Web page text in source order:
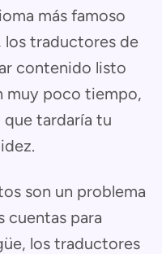
más famoso
los traductores de
contenido listo
muy poco tiempo,
tardaría tu
son un problema
cuentas para
los traductores